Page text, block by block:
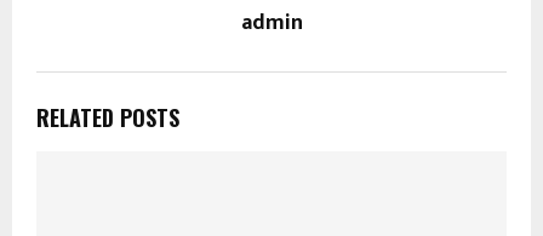
admin
RELATED POSTS